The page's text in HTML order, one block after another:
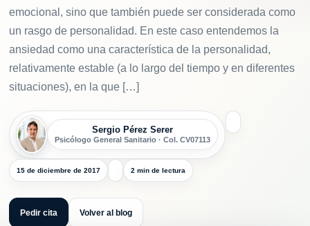
emocional, sino que también puede ser considerada como
un rasgo de personalidad. En este caso entendemos la
ansiedad como una característica de la personalidad,
relativamente estable (a lo largo del tiempo y en diferentes
situaciones), en la que […]
Sergio Pérez Serer
Psicólogo General Sanitario · Col. CV07113
15 de diciembre de 2017 2 min de lectura
Pedir cita Volver al blog